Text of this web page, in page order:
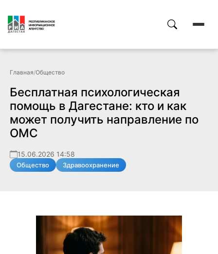
Главная/Общество
Бесплатная психологическая
помощь в Дагестане: кто и как
может получить направление по
ОМС
15.06.2026 14:58
Общество Здравоохранение